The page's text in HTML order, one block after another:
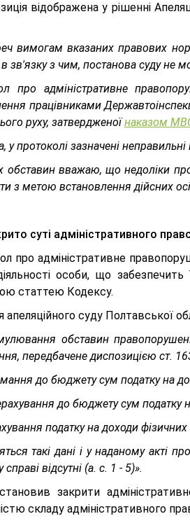
відображена у рішенні
вимогам вказаних правових
зв'язку з чим, постанова суду не
про адміністративне
працівниками
руху, затвердженоїнаказом
у протоколі зазначені
обставин вважаю, що недоліки
з метою встановлення дійсних
суті адміністративного
про адміністративне
особи, що
статтею Кодексу.
апеляційного суду Полтавської
обставин
передбачене диспозицією ст.
до бюджету сум податку на
до бюджету сум податку
податку на доходи фізичних
такі дані і у наданому акті
справі відсутні (а. с. 1 - 5)».
закрити
складу адміністративного